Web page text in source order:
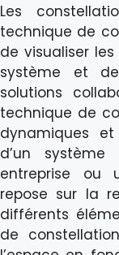
Les
technique de
de visualiser
système et
solutions
technique de
dynamiques
d’un système
entreprise ou
repose sur la
différents
de